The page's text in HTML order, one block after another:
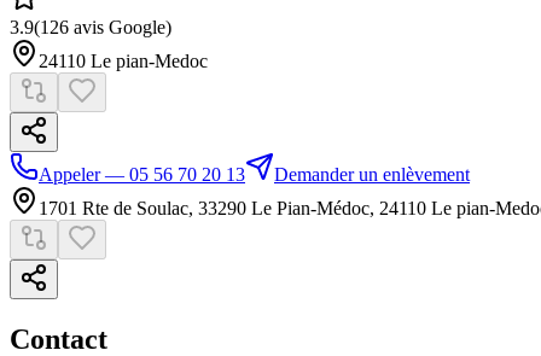
3.9(126 avis Google)
24110 Le pian-Medoc
Appeler — 05 56 70 20 13
Demander un enlèvement
1701 Rte de Soulac, 33290 Le Pian-Médoc, 24110 Le pian-
Contact